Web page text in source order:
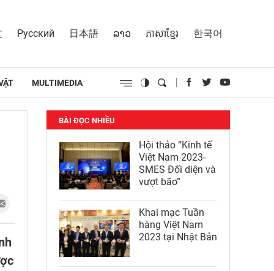
Русский 日本語 ລາວ ភាសាខ្មែរ 한국어
MULTIMEDIA
BÀI ĐỌC NHIỀU
Hội thảo “Kinh tế
Việt Nam 2023-
SMES Đối diện và
vượt bão”
Khai mạc Tuần
hàng Việt Nam
2023 tại Nhật Bản